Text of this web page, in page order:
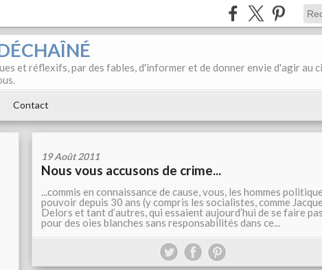
et réflexifs, par des fables, d'informer et de donner envie d'agir au
Contact
19 Août 2011
Nous vous accusons de crime...
...commis en connaissance de cause, vous, les hommes
pouvoir depuis 30 ans (y compris les socialistes, comme
Delors et tant d’autres, qui essaient aujourd’hui de se faire
pour des oies blanches sans responsabilités dans ce...